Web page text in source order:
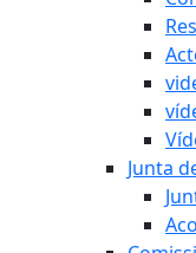
Junta